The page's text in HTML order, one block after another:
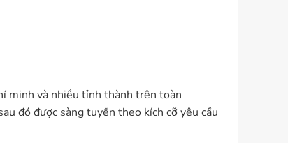
minh và nhiều tỉnh thành trên toàn
đó được sàng tuyển theo kích cỡ yêu cầu